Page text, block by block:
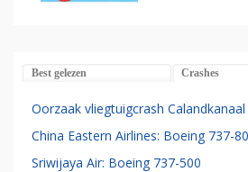
Best gelezen Crashes
Oorzaak vliegtuigcrash
China Eastern Airlines: Boeing 737-
Sriwijaya Air: Boeing 737-500